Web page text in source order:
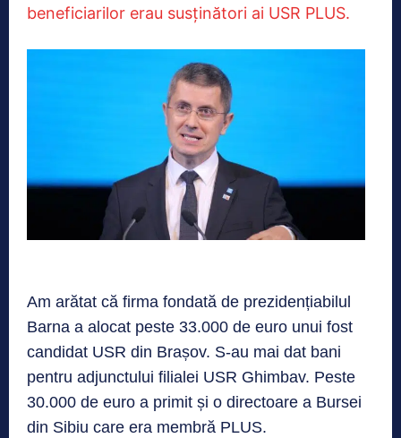
beneficiarilor erau susținători ai USR PLUS.
Am arătat că firma fondată de prezidențiabilul
Barna a alocat peste 33.000 de euro unui fost
candidat USR din Brașov. S-au mai dat bani
pentru adjunctului filialei USR Ghimbav. Peste
30.000 de euro a primit și o directoare a Bursei
din Sibiu care era membră PLUS.